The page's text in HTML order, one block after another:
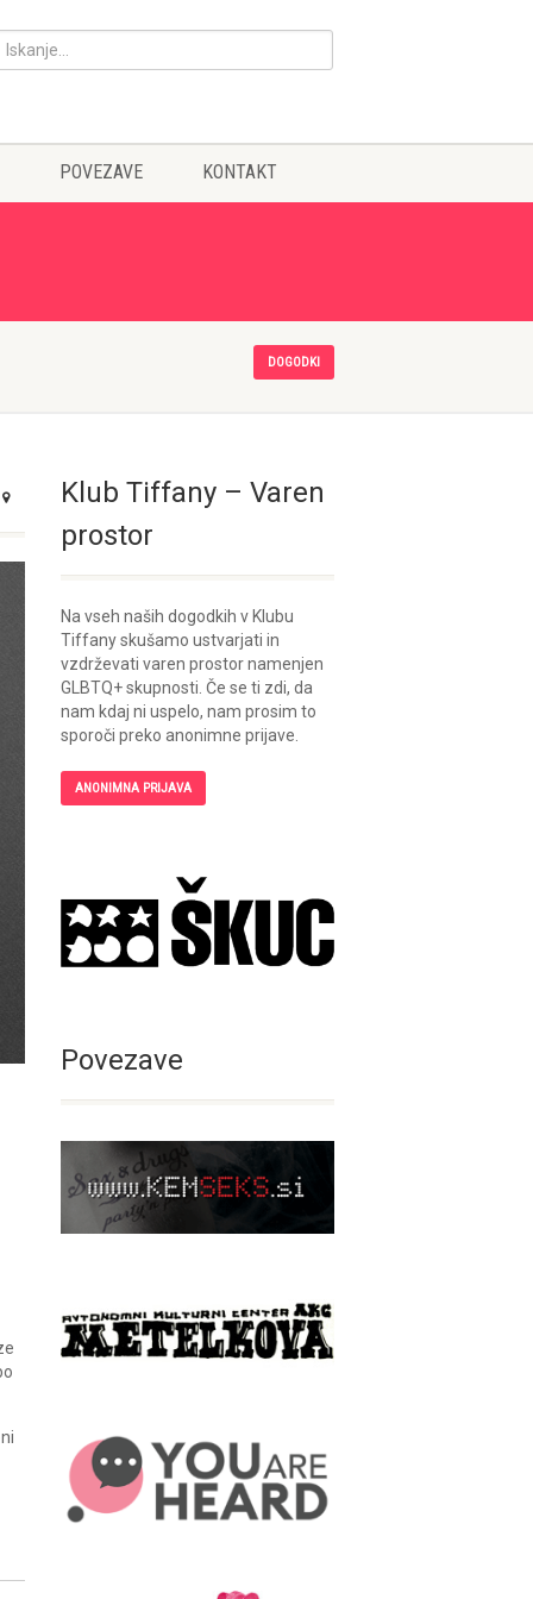
POVEZAVE KONTAKT
DOGODKI
Klub Tiffany – Varen
prostor
Na vseh naših dogodkih v Klubu
Tiffany skušamo ustvarjati in
vzdrževati varen prostor namenjen
GLBTQ+ skupnosti. Če se ti zdi, da
nam kdaj ni uspelo, nam prosim to
sporoči preko anonimne prijave.
ANONIMNA PRIJAVA
Povezave